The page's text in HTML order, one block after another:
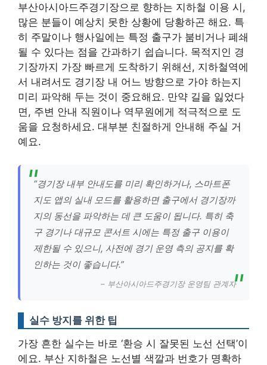
부산아시아드주경기장으로 향하는 지하철 이용 시,
많은 분들이 예상치 못한 상황에 당황하곤 해요. 특
히 주말이나 행사일에는 특정 출구가 붐비거나 폐쇄
될 수 있다는 점을 간과하기 쉽습니다. 목적지인 경
기장까지 가장 빠르게 도착하기 위해선, 지하철역에
서 내려서도 경기장 내 어느 방향으로 가야 하는지
미리 파악해 두는 것이 중요해요. 만약 길을 잃었다
면, 주변 안내 직원이나 역무원에게 적극적으로 도
움을 요청하세요. 대부분 친절하게 안내해 주실 거
예요.
“경기장 내부 안내도를 미리 확인하거나, 스마트폰
지도 앱의 실내 모드를 활용하면 출구에서 경기장까
지의 동선을 파악하는 데 큰 도움이 됩니다. 특히 축
구 경기나 대규모 콘서트 시에는 특정 출구 이용이
제한될 수 있으니, 사전에 경기 운영 측의 공지를 확
인하는 것이 좋습니다.”
– 부산아시아드주경기장 운영팀 관계자
실수 방지를 위한 팁
가장 흔한 실수는 바로 ‘환승 시 잘못된 노선 선택’이
에요. 부산 지하철은 노선별 색깔과 번호가 명확하